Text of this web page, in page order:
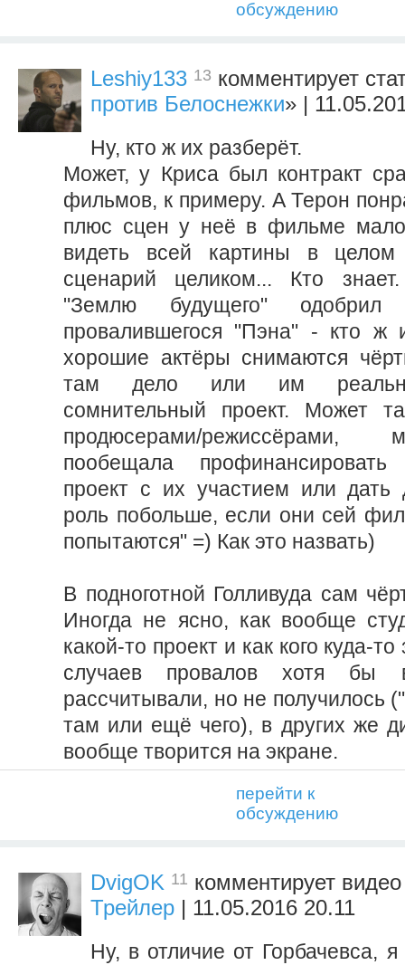
обсуждению
Leshiy133 13 комментирует
против Белоснежки» |
Ну, кто ж их разберёт.
Может, у Криса был контракт
фильмов, к примеру. А Терон
плюс сцен у неё в фильме
видеть всей картины в
сценарий целиком... Кто
"Землю будущего"
провалившегося "Пэна" - кто ж
хорошие актёры снимаются
там дело или им реально
сомнительный проект. Может
продюсерами/режиссёрами,
пообещала
проект с их участием или дать
роль побольше, если они сей
попытаются" =) Как это назвать)
В подноготной Голливуда сам
Иногда не ясно, как вообще
какой-то проект и как кого куда-
случаев провалов хотя бы
рассчитывали, но не получилось
там или ещё чего), в других же
вообще творится на экране.
перейти к
обсуждению
DvigOK 11 комментирует
Трейлер | 11.05.2016 20.11
Ну, в отличие от Горбачевса,